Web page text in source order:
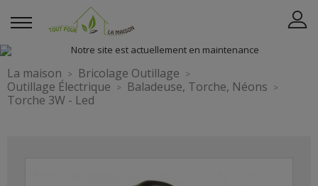
La maison
Bricolage Outillage
Outillage Électrique
Baladeuse, Torche, Néons
Torche 3W - Led